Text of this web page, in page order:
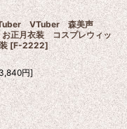
VTuber 森美声
正月衣装 コスプレウィッ
[F-2222]
円]